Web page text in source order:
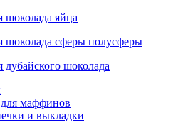
яйца
сферы полусферы
шоколада
маффинов
и выкладки